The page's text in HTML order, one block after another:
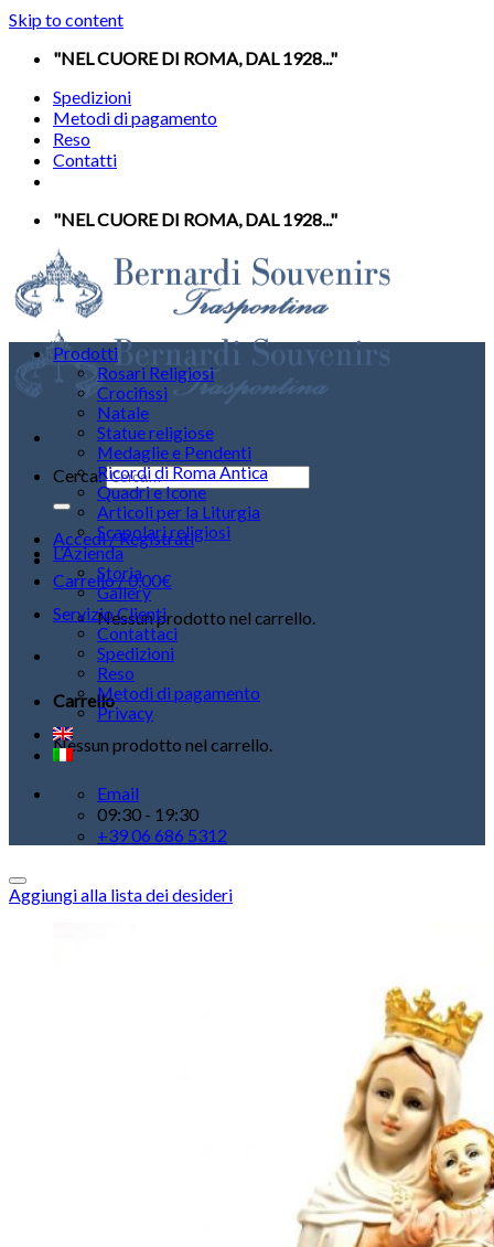
Skip to content
"NEL CUORE DI ROMA, DAL 1928..."
Spedizioni
Metodi di pagamento
Reso
Contatti
"NEL CUORE DI ROMA, DAL 1928..."
Cerca:
Accedi / Registrati
Carrello /0,00€
Nessun prodotto nel carrello.
Carrello
Nessun prodotto nel carrello.
Prodotti
Rosari Religiosi
Crocifissi
Natale
Statue religiose
Medaglie e Pendenti
Ricordi di Roma Antica
Quadri e Icone
Articoli per la Liturgia
Scapolari religiosi
L’Azienda
Storia
Gallery
Servizio Clienti
Contattaci
Spedizioni
Reso
Metodi di pagamento
Privacy
Email
09:30 - 19:30
+39 06 686 5312
Aggiungi alla lista dei desideri